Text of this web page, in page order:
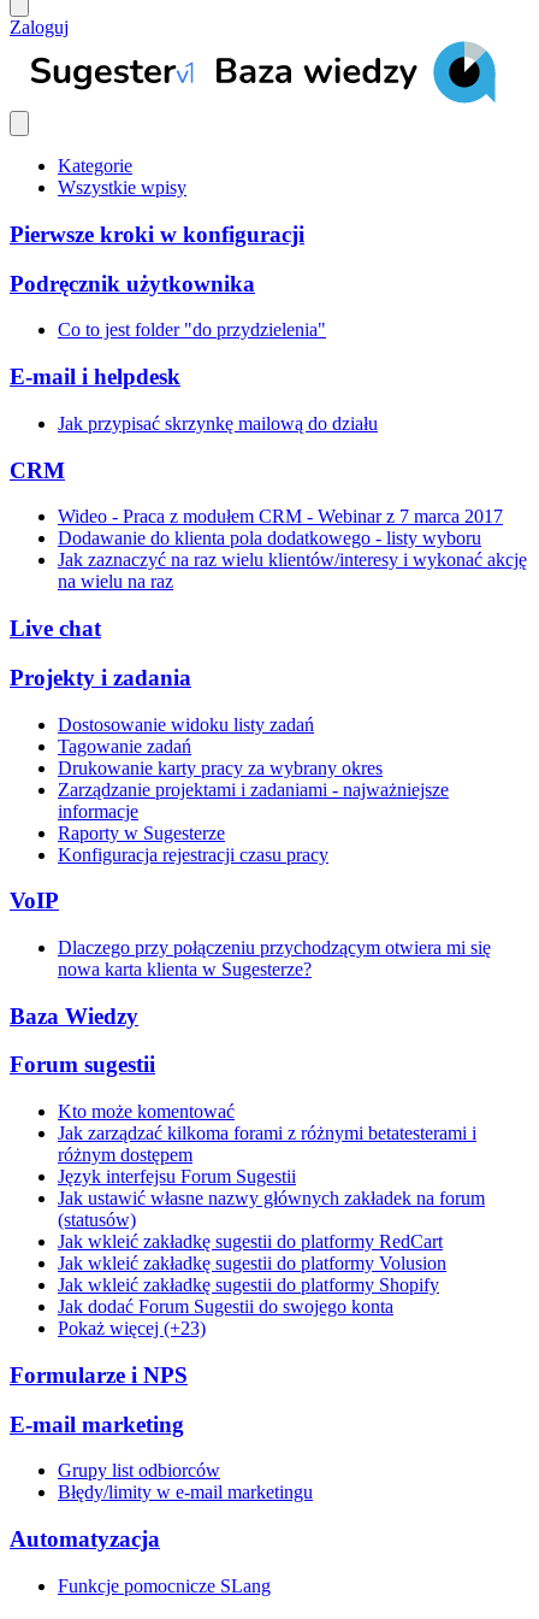
Zaloguj
Kategorie
Wszystkie wpisy
Pierwsze kroki w konfiguracji
Podręcznik użytkownika
Co to jest folder "do przydzielenia"
E-mail i helpdesk
Jak przypisać skrzynkę mailową do działu
CRM
Wideo - Praca z modułem CRM - Webinar z 7 marca 2017
Dodawanie do klienta pola dodatkowego - listy wyboru
Jak zaznaczyć na raz wielu klientów/interesy i wykonać akcję
na wielu na raz
Live chat
Projekty i zadania
Dostosowanie widoku listy zadań
Tagowanie zadań
Drukowanie karty pracy za wybrany okres
Zarządzanie projektami i zadaniami - najważniejsze
informacje
Raporty w Sugesterze
Konfiguracja rejestracji czasu pracy
VoIP
Dlaczego przy połączeniu przychodzącym otwiera mi się
nowa karta klienta w Sugesterze?
Baza Wiedzy
Forum sugestii
Kto może komentować
Jak zarządzać kilkoma forami z różnymi betatesterami i
różnym dostępem
Język interfejsu Forum Sugestii
Jak ustawić własne nazwy głównych zakładek na forum
(statusów)
Jak wkleić zakładkę sugestii do platformy RedCart
Jak wkleić zakładkę sugestii do platformy Volusion
Jak wkleić zakładkę sugestii do platformy Shopify
Jak dodać Forum Sugestii do swojego konta
Pokaż więcej (+23)
Formularze i NPS
E-mail marketing
Grupy list odbiorców
Błędy/limity w e-mail marketingu
Automatyzacja
Funkcje pomocnicze SLang